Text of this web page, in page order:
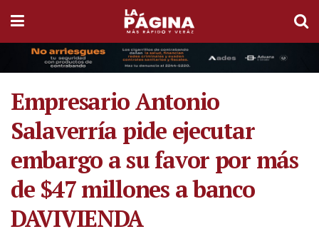
Empresario Antonio
Salaverría pide ejecutar
embargo a su favor por más
de $47 millones a banco
DAVIVIENDA